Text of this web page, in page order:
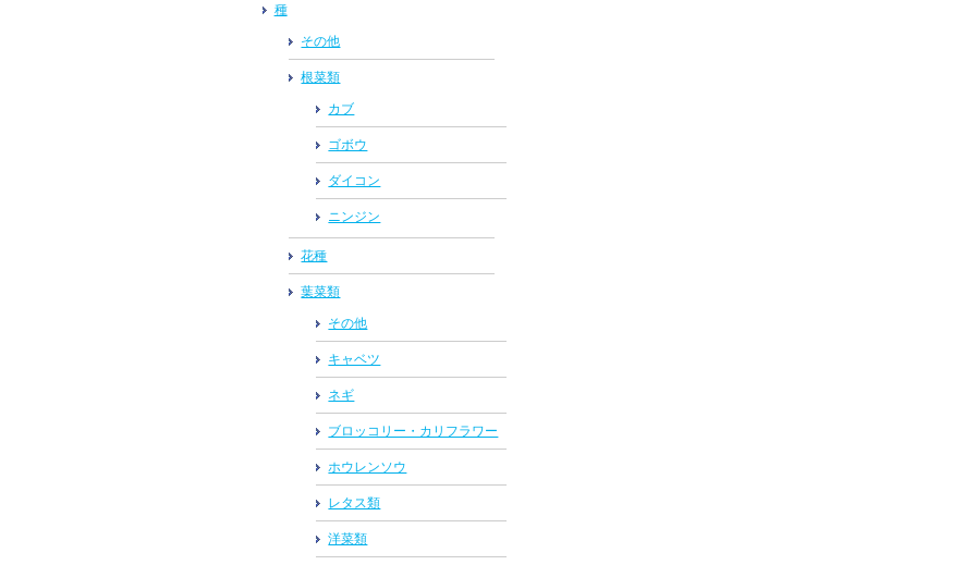
種
その他
根菜類
カブ
ゴボウ
ダイコン
ニンジン
花種
葉菜類
その他
キャベツ
ネギ
ブロッコリー・カリフラワー
ホウレンソウ
レタス類
洋菜類